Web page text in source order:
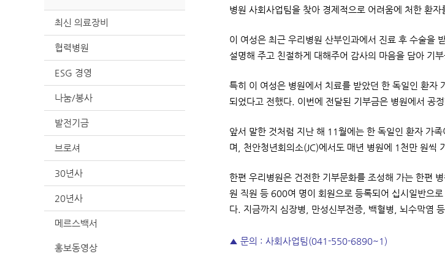
최신 의료장비
협력병원
ESG 경영
나눔/봉사
발전기금
브로셔
30년사
20년사
메르스백서
홍보동영상
병원 사회사업팀을 찾아 경제적으로 어려움에 처한 환
이 여성은 최근 우리병원 산부인과에서 진료 후 수술을
설명해 주고 친절하게 대해주어 감사의 마음을 담아 기
특히 이 여성은 병원에서 치료를 받았던 한 독일인 환자
되었다고 전했다. 이번에 전달된 기부금은 병원에서 공
앞서 말한 것처럼 지난 해 11월에는 한 독일인 환자 가
며, 천안청년회의소(JC)에서도 매년 병원에 1천만 원씩
한편 우리병원은 건전한 기부문화를 조성해 가는 한편
원 직원 등 600여 명이 회원으로 등록되어 십시일반으
다. 지금까지 심장병, 만성신부전증, 백혈병, 뇌수막염
▲ 문의 : 사회사업팀(041-550-6890~1)